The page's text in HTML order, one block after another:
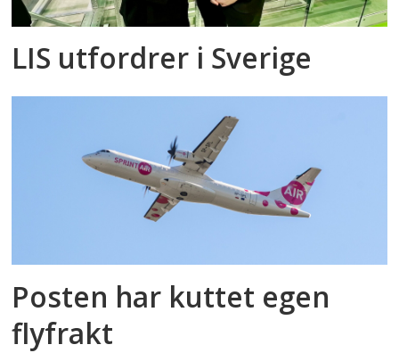
LIS utfordrer i Sverige
Posten har kuttet egen
flyfrakt